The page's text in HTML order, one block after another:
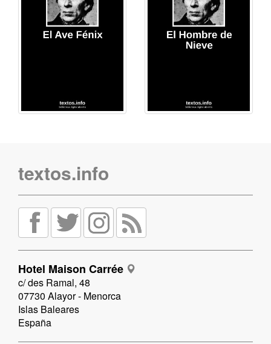
textos.info
Hotel Maison Carrée
c/ des Ramal, 48
07730 Alayor - Menorca
Islas Baleares
España